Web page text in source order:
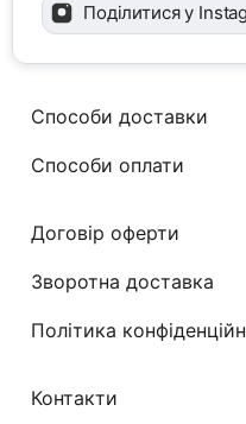
Поділитися у
Способи доставки
Способи оплати
Договір оферти
Зворотна доставка
Політика
Контакти